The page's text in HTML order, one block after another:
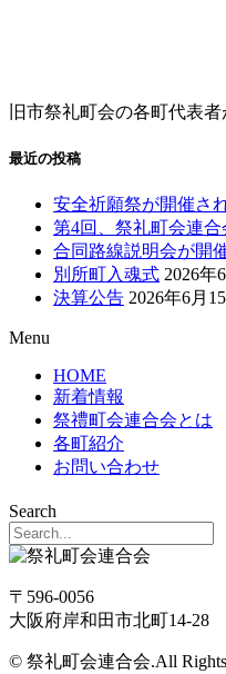
旧市祭礼町会の各町代表
最近の投稿
安全祈願祭が開催さ
第4回、祭礼町会連合
合同路線説明会が開
別所町入魂式 2026年
決算公告 2026年6月
Menu
HOME
新着情報
祭禮町会連合会とは
各町紹介
お問い合わせ
Search
〒596-0056
大阪府岸和田市北町14-28
© 祭礼町会連合会.All Rights